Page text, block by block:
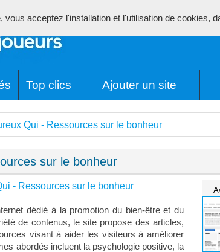
Top clics Ajouter un site
Qui - Ressources sur le bonheur
sur le bonheur
- Ressources sur le bonheur
dédié à la promotion du bien-être et du
de contenus, le site propose des articles,
visant à aider les visiteurs à améliorer
abordés incluent la psychologie positive, la
acceptez l'installation et l'utilisation de cookies,